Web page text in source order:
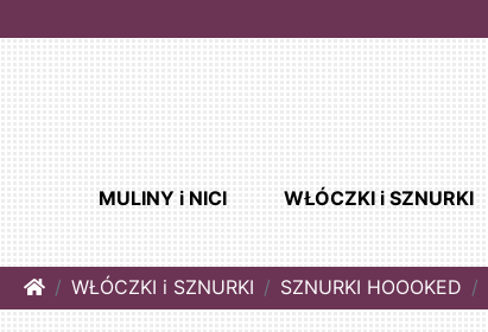
MULINY i NICI WŁÓCZKI i SZNURKI
HomeWŁÓCZKI i SZNURKI SZNURKI HOOOKED